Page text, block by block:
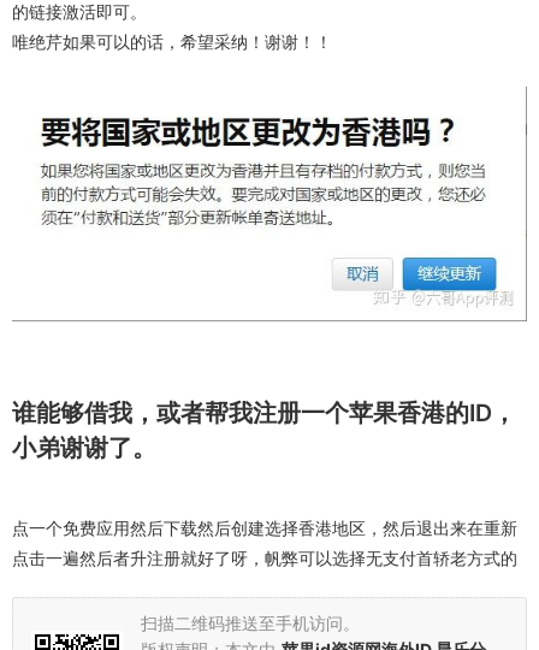
的链接激活即可。
唯绝芹如果可以的话，希望采纳！谢谢！！
谁能够借我，或者帮我注册一个苹果香港的ID，
小弟谢谢了。
点一个免费应用然后下载然后创建选择香港地区，然后退出来在重新
点击一遍然后者升注册就好了呀，帆弊可以选择无支付首轿老方式的
扫描二维码推送至手机访问。